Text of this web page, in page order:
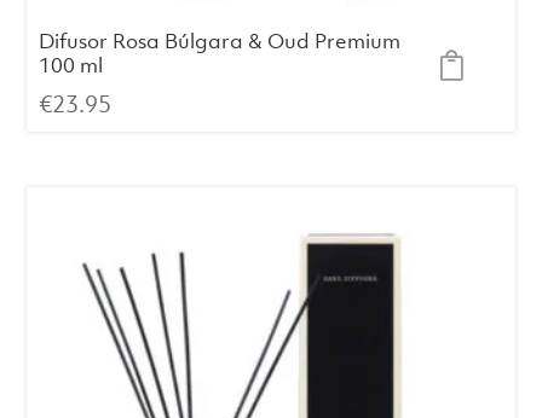
Difusor Rosa Búlgara & Oud Premium
100 ml
€23.95